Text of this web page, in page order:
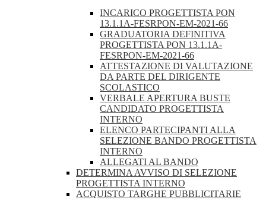
INCARICO PROGETTISTA PON
13.1.1A-FESRPON-EM-2021-66
GRADUATORIA DEFINITIVA
PROGETTISTA PON 13.1.1A-
FESRPON-EM-2021-66
ATTESTAZIONE DI VALUTAZIONE
DA PARTE DEL DIRIGENTE
SCOLASTICO
VERBALE APERTURA BUSTE
CANDIDATO PROGETTISTA
INTERNO
ELENCO PARTECIPANTI ALLA
SELEZIONE BANDO PROGETTISTA
INTERNO
ALLEGATI AL BANDO
DETERMINA AVVISO DI SELEZIONE
PROGETTISTA INTERNO
ACQUISTO TARGHE PUBBLICITARIE